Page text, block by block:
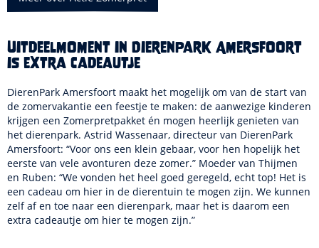
Uitdeelmoment in DierenPark Amersfoort
is extra cadeautje
DierenPark Amersfoort maakt het mogelijk om van de start van
de zomervakantie een feestje te maken: de aanwezige kinderen
krijgen een Zomerpretpakket én mogen heerlijk genieten van
het dierenpark. Astrid Wassenaar, directeur van DierenPark
Amersfoort: “Voor ons een klein gebaar, voor hen hopelijk het
eerste van vele avonturen deze zomer.” Moeder van Thijmen
en Ruben: “We vonden het heel goed geregeld, echt top! Het is
een cadeau om hier in de dierentuin te mogen zijn. We kunnen
zelf af en toe naar een dierenpark, maar het is daarom een
extra cadeautje om hier te mogen zijn.”